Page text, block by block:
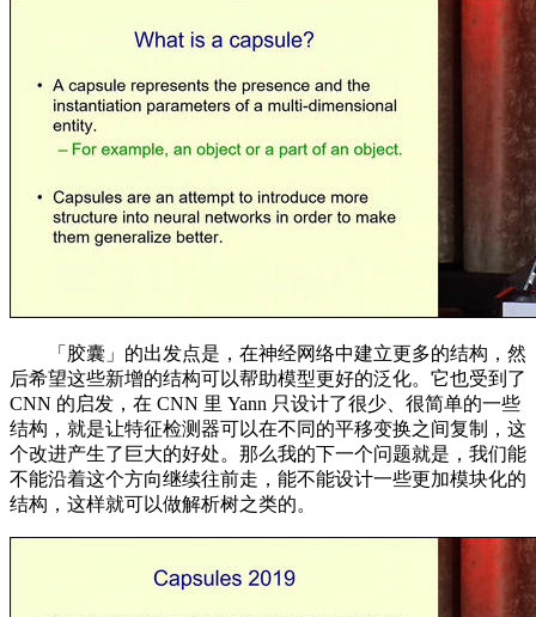
「胶囊」的出发点是，在神经网络中建立更多的结构，然
后希望这些新增的结构可以帮助模型更好的泛化。它也受到了
CNN 的启发，在 CNN 里 Yann 只设计了很少、很简单的一些
结构，就是让特征检测器可以在不同的平移变换之间复制，这
个改进产生了巨大的好处。那么我的下一个问题就是，我们能
不能沿着这个方向继续往前走，能不能设计一些更加模块化的
结构，这样就可以做解析树之类的。